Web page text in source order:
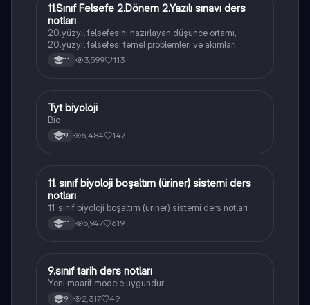
Felsefe
11.Sınıf Felsefe 2.Dönem 2.Yazılı sınavı ders
notları
20.yüzyıl felsefesini hazırlayan düşünce ortamı,
20.yüzyıl felsefesi temel problemleri ve akımları
konularını içermektedir
11 3,599 113
Biyoloji
Tyt biyoloji
Bio
9 5,484 147
Biyoloji
11. sınıf biyoloji boşaltım (üriner) sistemi ders
notları
11. sınıf biyoloji boşaltım (üriner) sistemi ders notları
11 5,947 619
Tarih
9.sınıf tarih ders notları
Yeni maarif modele uygundur
9 2,317 49